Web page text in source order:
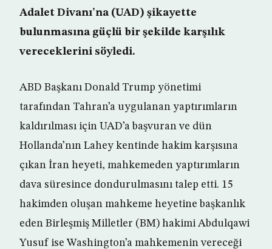
Adalet Divanı’na (UAD) şikayette
bulunmasına güçlü bir şekilde karşılık
vereceklerini söyledi.
ABD Başkanı Donald Trump yönetimi
tarafından Tahran’a uygulanan yaptırımların
kaldırılması için UAD’a başvuran ve dün
Hollanda’nın Lahey kentinde hakim karşısına
çıkan İran heyeti, mahkemeden yaptırımların
dava süresince dondurulmasını talep etti. 15
hakimden oluşan mahkeme heyetine başkanlık
eden Birleşmiş Milletler (BM) hakimi Abdulqawi
Yusuf ise Washington’a mahkemenin vereceği